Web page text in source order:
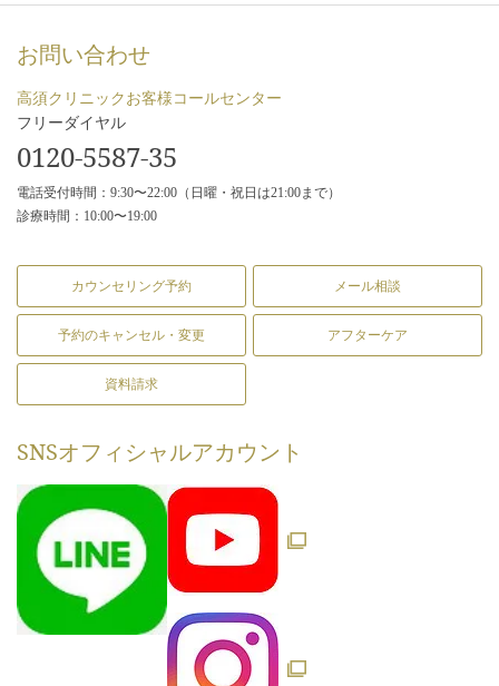
お問い合わせ
高須クリニックお客様コールセンター
フリーダイヤル
0120-5587-35
電話受付時間：9:30〜22:00（日曜・祝日は21:00まで）
診療時間：10:00〜19:00
カウンセリング予約 メール相談
予約のキャンセル・変更 アフターケア
資料請求
SNSオフィシャルアカウント